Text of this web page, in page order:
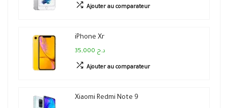
Ajouter au comparateur
iPhone Xr
35,000 د.ج
Ajouter au comparateur
Xiaomi Redmi Note 9